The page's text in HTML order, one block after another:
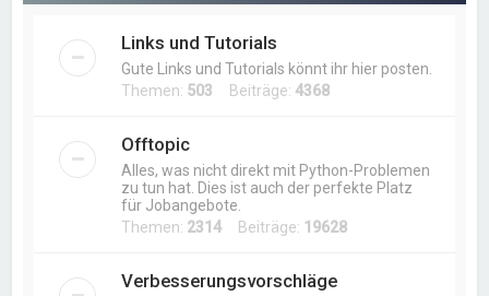
Links und Tutorials
Gute Links und Tutorials könnt ihr hier posten.
Themen: 503 Beiträge:4368
Offtopic
Alles, was nicht direkt mit Python-Problemen
zu tun hat. Dies ist auch der perfekte Platz
für Jobangebote.
Themen: 2314 Beiträge: 19628
Verbesserungsvorschläge